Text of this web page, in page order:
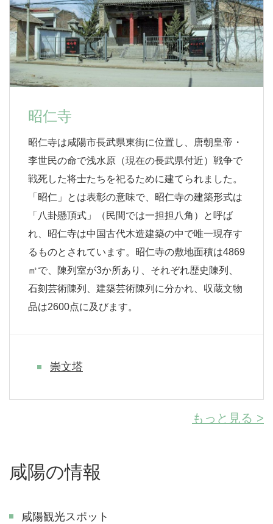
昭仁寺
昭仁寺は咸陽市長武県東街に位置し、唐朝皇帝・
李世民の命で浅水原（現在の長武県付近）戦争で
戦死した将士たちを祀るために建てられました。
「昭仁」とは表彰の意味で、昭仁寺の建築形式は
「八卦懸頂式」（民間では一担担八角）と呼ば
れ、昭仁寺は中国古代木造建築の中で唯一現存す
るものとされています。昭仁寺の敷地面積は4869
㎡で、陳列室が3か所あり、それぞれ歴史陳列、
石刻芸術陳列、建築芸術陳列に分かれ、収蔵文物
品は2600点に及びます。
崇文塔
もっと見る >
咸陽の情報
咸陽観光スポット